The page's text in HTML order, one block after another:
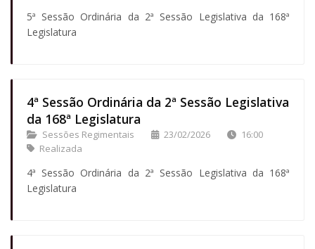
5ª Sessão Ordinária da 2ª Sessão Legislativa da 168ª
Legislatura
4ª Sessão Ordinária da 2ª Sessão Legislativa
da 168ª Legislatura
Sessões Regimentais 23/02/2026
16:00
Realizada
4ª Sessão Ordinária da 2ª Sessão Legislativa da 168ª
Legislatura